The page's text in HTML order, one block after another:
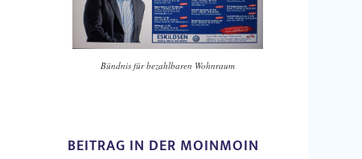
Bündnis für bezahlbaren Wohnraum
BEITRAG IN DER MOINMOIN